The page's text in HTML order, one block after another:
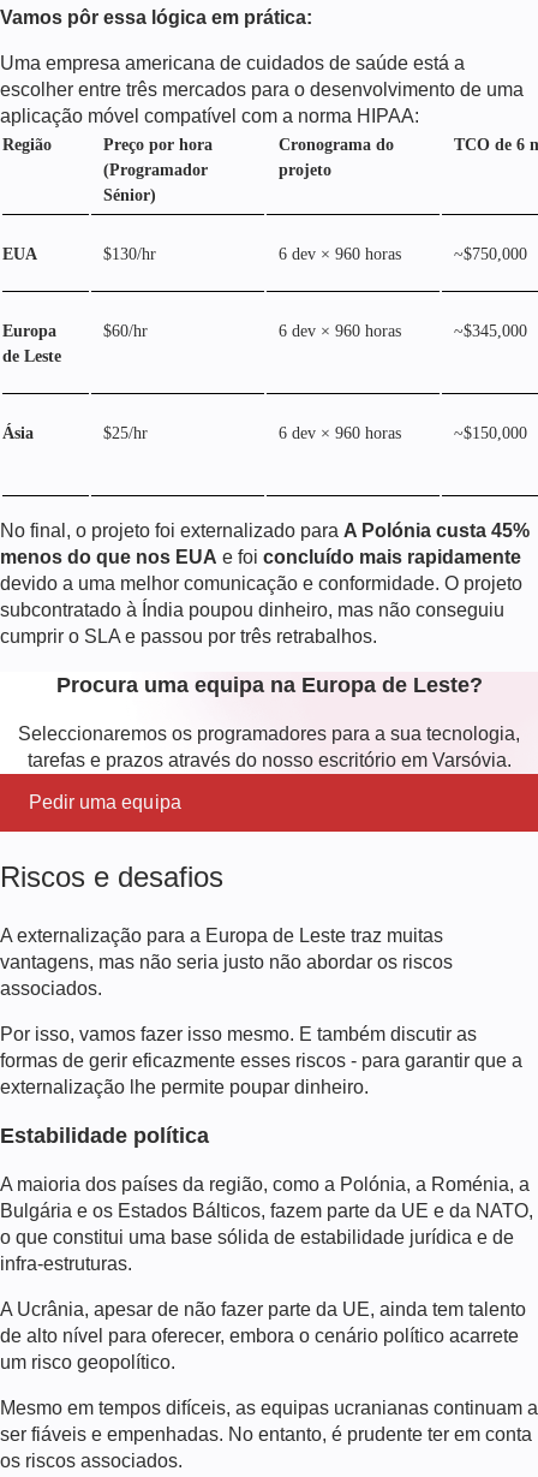
Vamos pôr essa lógica em prática:
Uma empresa americana de cuidados de saúde está a
escolher entre três mercados para o desenvolvimento de uma
aplicação móvel compatível com a norma HIPAA:
Região
Preço por hora
(Programador
Sénior)
Cronograma do
projeto
TCO de 6
EUA $130/hr 6 dev × 960 horas ~$750,000
Europa
de Leste
$60/hr 6 dev × 960 horas ~$345,000
Ásia $25/hr 6 dev × 960 horas ~$150,000
No final, o projeto foi externalizado para A Polónia custa 45%
menos do que nos EUA e foi concluído mais rapidamente
devido a uma melhor comunicação e conformidade. O projeto
subcontratado à Índia poupou dinheiro, mas não conseguiu
cumprir o SLA e passou por três retrabalhos.
Procura uma equipa na Europa de Leste?
Seleccionaremos os programadores para a sua tecnologia,
tarefas e prazos através do nosso escritório em Varsóvia.
Pedir uma equipa
Riscos e desafios
A externalização para a Europa de Leste traz muitas
vantagens, mas não seria justo não abordar os riscos
associados.
Por isso, vamos fazer isso mesmo. E também discutir as
formas de gerir eficazmente esses riscos - para garantir que a
externalização lhe permite poupar dinheiro.
Estabilidade política
A maioria dos países da região, como a Polónia, a Roménia, a
Bulgária e os Estados Bálticos, fazem parte da UE e da NATO,
o que constitui uma base sólida de estabilidade jurídica e de
infra-estruturas.
A Ucrânia, apesar de não fazer parte da UE, ainda tem talento
de alto nível para oferecer, embora o cenário político acarrete
um risco geopolítico.
Mesmo em tempos difíceis, as equipas ucranianas continuam a
ser fiáveis e empenhadas. No entanto, é prudente ter em conta
os riscos associados.